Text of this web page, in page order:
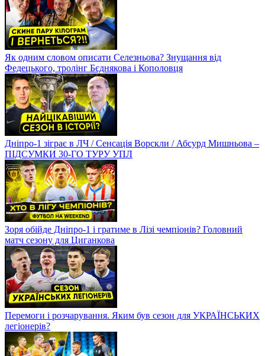
Як одним словом описати Селезньова? Знущання від
Федецького, тролінг Бєднякова і Кополовця
Дніпро-1 зіграє в ЛЧ / Сенсація Ворскли / Абсурд Мишньова –
ПІДСУМКИ 30-ГО ТУРУ УПЛ
Зоря обійде Дніпро-1 і гратиме в Лізі чемпіонів? Головний
матч сезону для Циганкова
Перемоги і розчарування. Яким був сезон для УКРАЇНСЬКИХ
легіонерів?